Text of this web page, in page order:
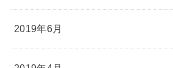
2019年6月